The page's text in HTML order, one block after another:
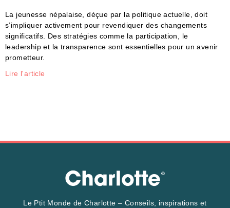
La jeunesse népalaise, déçue par la politique actuelle, doit
s’impliquer activement pour revendiquer des changements
significatifs. Des stratégies comme la participation, le
leadership et la transparence sont essentielles pour un avenir
prometteur.
Lire l'article
Le Ptit Monde de Charlotte – Conseils, inspirations et